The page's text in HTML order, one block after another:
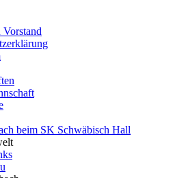
Vorstand
beim SK Schwäbisch Hall